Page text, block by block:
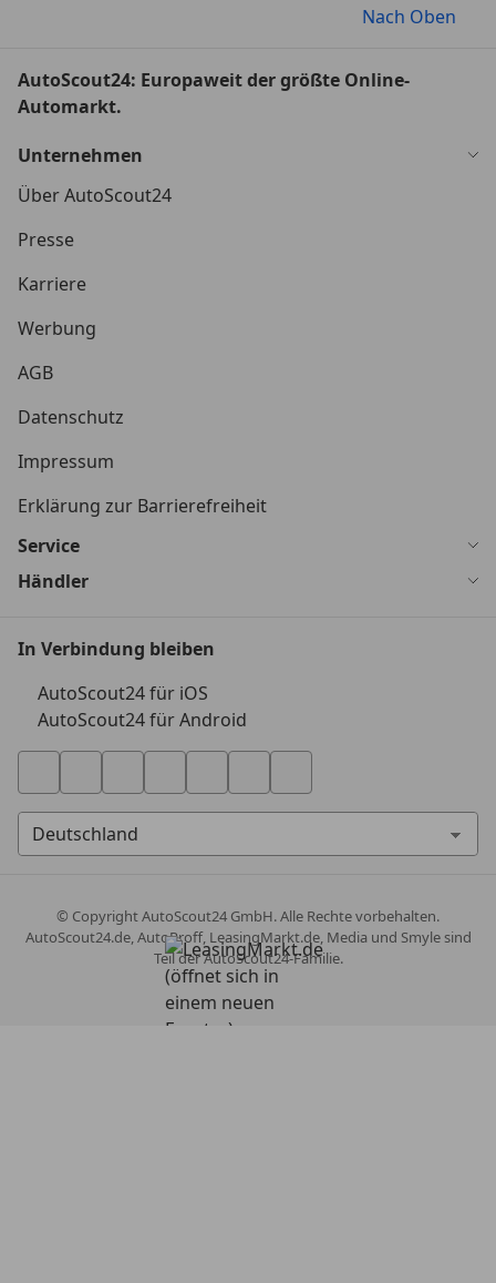
Nach Oben
AutoScout24: Europaweit der größte Online-
Automarkt.
Unternehmen
Über AutoScout24
Presse
Karriere
Werbung
AGB
Datenschutz
Impressum
Erklärung zur Barrierefreiheit
Service
Händler
In Verbindung bleiben
AutoScout24 für iOS
AutoScout24 für Android
© CopyrightAutoScout24 GmbH. Alle Rechte vorbehalten.
AutoScout24.de, AutoProff, LeasingMarkt.de, Media und Smyle sind
Teil der AutoScout24-Familie.